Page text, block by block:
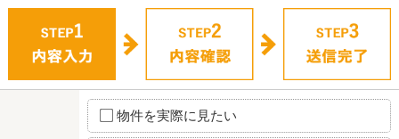
物件を実際に見たい